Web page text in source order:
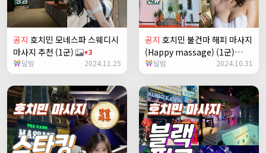
공지 호치민 모네스파 스웨디시
마사지 추천 (1군)
+3
달밤
2024.11.25
공지 호치민 불건마 해피 마사지
(Happy massage) (1군)
+23
달밤 2024.10.31